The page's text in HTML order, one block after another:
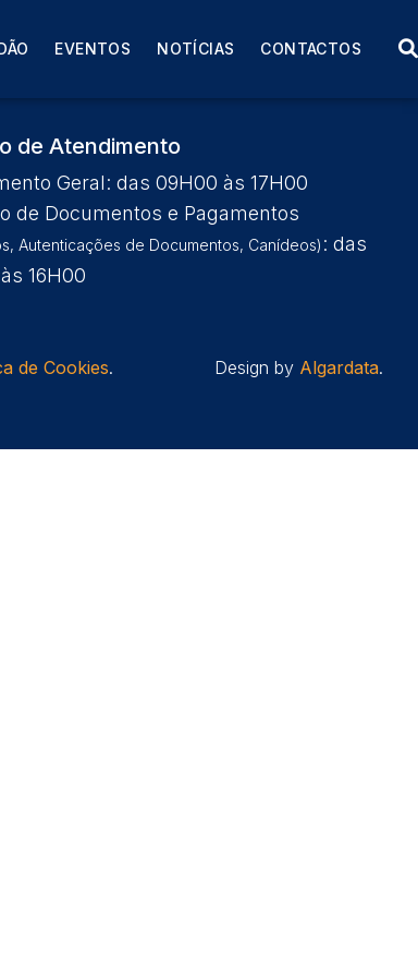
EVENTOS NOTÍCIAS CONTACTOS
de Atendimento
Geral: das 09H00 às 17H00
de Documentos e Pagamentos
Autenticações de Documentos, Canídeos) : das
16H00
de Cookies. Design by Algardata.